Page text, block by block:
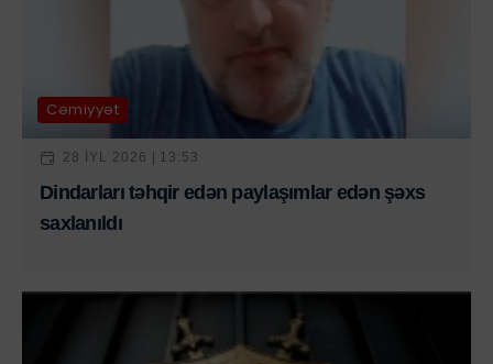
Cəmiyyət
28 IYL 2026 | 13:53
Dindarları təhqir edən paylaşımlar edən şəxs
saxlanıldı